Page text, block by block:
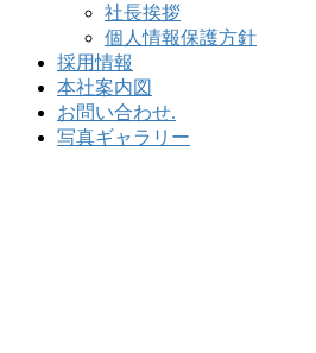
社長挨拶
個人情報保護方針
採用情報
本社案内図
お問い合わせ.
写真ギャラリー